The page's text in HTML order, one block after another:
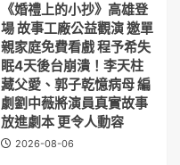
《婚禮上的小抄》高雄登
場 故事工廠公益觀演 邀單
親家庭免費看戲 程予希失
眠4天後台崩潰！李天柱
藏父愛、郭子乾憶病母 編
劇劉中薇將演員真實故事
放進劇本 更令人動容
2026-08-06